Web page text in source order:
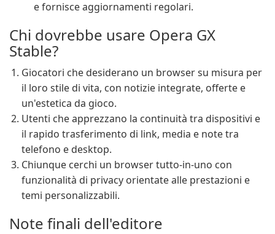
e fornisce aggiornamenti regolari.
Chi dovrebbe usare Opera GX
Stable?
Giocatori che desiderano un browser su misura per
il loro stile di vita, con notizie integrate, offerte e
un'estetica da gioco.
Utenti che apprezzano la continuità tra dispositivi e
il rapido trasferimento di link, media e note tra
telefono e desktop.
Chiunque cerchi un browser tutto-in-uno con
funzionalità di privacy orientate alle prestazioni e
temi personalizzabili.
Note finali dell'editore